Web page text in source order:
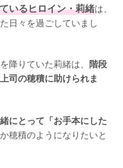
いるヒロイン・莉緒は、
日々を過ごしていまし
降りていた莉緒は、 階段
司の穂積に助けられま
にとって「お手本にした
穂積のようになりたいと